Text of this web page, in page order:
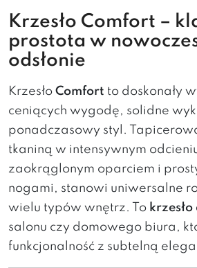
Krzesło Comfort –
prostota w
odsłonie
Krzesło Comfort to doskonały
ceniących wygodę, solidne
ponadczasowy styl.
tkaniną w intensywnym
zaokrąglonym oparciem i
nogami, stanowi uniwersalne
wielu typów wnętrz. To
salonu czy domowego biura,
funkcjonalność z subtelną